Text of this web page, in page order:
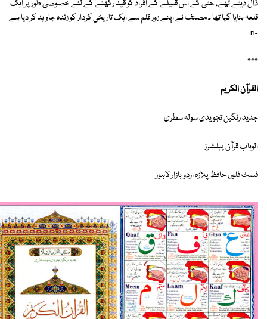
ڈال دیتے تھے، حتیٰ کے اس قبیلے کے افراد کو قید رکھنے کے لئے خصوصی طور پر ایک
قلعہ بنایا گیا تھا ۔ مصنف نے اپنے زور قلم سے ایک تاریخی کردار کو زندہ جاوید کر دیا ہے
۔n
٭٭٭
القرآن الکریم
جدید رنگین تجویدی سولہ سطری
الوہاب قرآن پبلشرز
فسٹ فلور، حافظ پلازہ اردو بازار لاہور